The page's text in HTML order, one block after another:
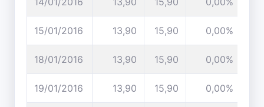
15/01/2016 13,90 15,90 0,00%
18/01/2016 13,90 15,90 0,00%
19/01/2016 13,90 15,90 0,00%